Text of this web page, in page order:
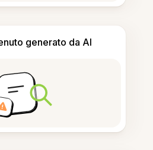
generato da AI